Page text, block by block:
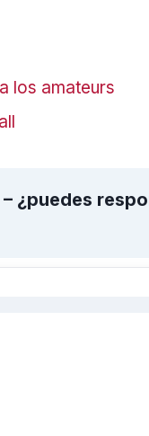
los amateurs
¿puedes